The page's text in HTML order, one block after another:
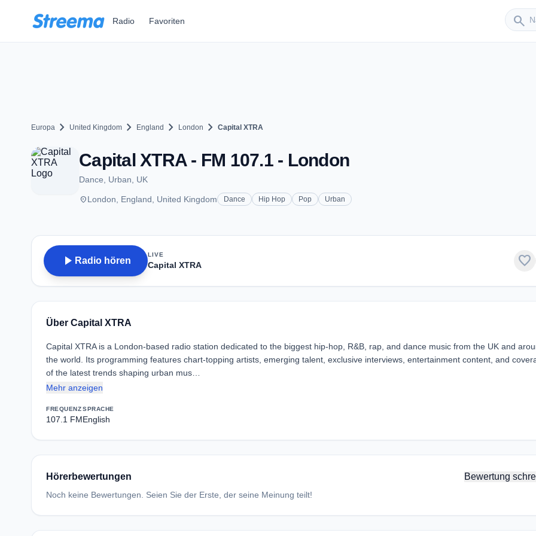
Radio Favoriten search
Sender
Europa chevron_right United Kingdom chevron_right England chevron_right London chevron_right Capital XTRA
Capital XTRA - FM 107.1 - London
Dance, Urban, UK
placeLondon, England, United Kingdom Dance Hip Hop Pop Urban
play_arrow Radio hören
LIVE
Capital XTRA favorite
Über Capital XTRA
Capital XTRA is a London-based radio station dedicated to the biggest hip-hop, R&B, rap, and dance music from the UK and
the world. Its programming features chart-topping artists, emerging talent, exclusive interviews, entertainment content, and
of the latest trends shaping urban mus…
Mehr anzeigen
FREQUENZ
107.1 FM
SPRACHE
English
Hörerbewertungen Bewertung
Noch keine Bewertungen. Seien Sie der Erste, der seine Meinung teilt!